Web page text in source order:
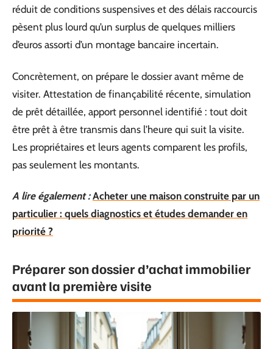
réduit de conditions suspensives et des délais raccourcis
pèsent plus lourd qu’un surplus de quelques milliers
d’euros assorti d’un montage bancaire incertain.
Concrètement, on prépare le dossier avant même de
visiter. Attestation de finançabilité récente, simulation
de prêt détaillée, apport personnel identifié : tout doit
être prêt à être transmis dans l’heure qui suit la visite.
Les propriétaires et leurs agents comparent les profils,
pas seulement les montants.
A lire également : Acheter une maison construite par un
particulier : quels diagnostics et études demander en
priorité ?
Préparer son dossier d’achat immobilier
avant la première visite